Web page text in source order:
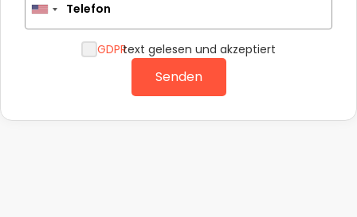
Telefon
GDPRtext gelesen und akzeptiert
Senden